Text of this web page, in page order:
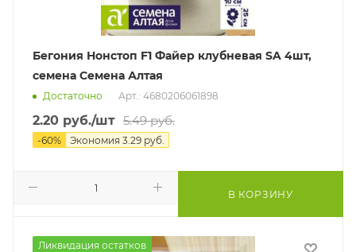
Бегония Нонстоп F1 Файер клубневая SA 4шт,
семена Семена Алтая
Достаточно Арт.: 4680206061898
2.20 руб./шт 5.49руб.
-60% Экономия 3.29 руб.
В КОРЗИНУ
Ликвидация остатков